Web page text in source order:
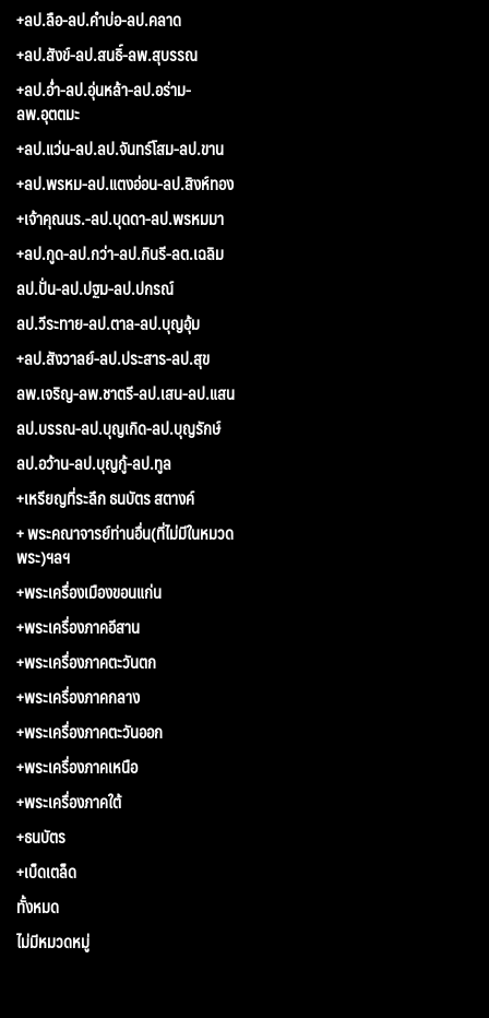
+ลป.ลือ-ลป.คำบ่อ-ลป.คลาด
+ลป.สังข์-ลป.สนธิ์-ลพ.สุบรรณ
+ลป.อ่ำ-ลป.อุ่นหล้า-ลป.อร่าม-
ลพ.อุตตมะ
+ลป.แว่น-ลป.ลป.จันทร์โสม-ลป.ขาน
+ลป.พรหม-ลป.แตงอ่อน-ลป.สิงห์ทอง
+เจ้าคุณนร.-ลป.บุดดา-ลป.พรหมมา
+ลป.กูด-ลป.กว่า-ลป.กินรี-ลต.เฉลิม
ลป.ปั่น-ลป.ปฐม-ลป.ปกรณ์
ลป.วีระทาย-ลป.ตาล-ลป.บุญอุ้ม
+ลป.สังวาลย์-ลป.ประสาร-ลป.สุข
ลพ.เจริญ-ลพ.ชาตรี-ลป.เสน-ลป.แสน
ลป.บรรณ-ลป.บุญเกิด-ลป.บุญรักษ์
ลป.อว้าน-ลป.บุญกู้-ลป.ทูล
+เหรียญที่ระลึก ธนบัตร สตางค์
+ พระคณาจารย์ท่านอื่น(ที่ไม่มีในหมวด
พระ)ฯลฯ
+พระเครื่องเมืองขอนแก่น
+พระเครื่องภาคอีสาน
+พระเครื่องภาคตะวันตก
+พระเครื่องภาคกลาง
+พระเครื่องภาคตะวันออก
+พระเครื่องภาคเหนือ
+พระเครื่องภาคใต้
+ธนบัตร
+เบ็ดเตล็ด
ทั้งหมด
ไม่มีหมวดหมู่